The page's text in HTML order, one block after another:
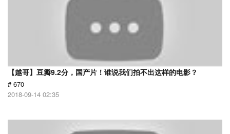
【越哥】豆瓣9.2分，国产片！谁说我们拍不出这样的电影？
# 670
2018-09-14 02:35